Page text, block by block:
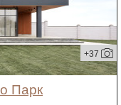
+37
Парк